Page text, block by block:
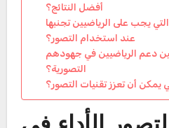
أفضل النتائج؟
يجب على الرياضيين تجنبها
عند استخدام التصور؟
دعم الرياضيين في جهودهم
التصورية؟
يمكن أن تعزز تقنيات التصور؟